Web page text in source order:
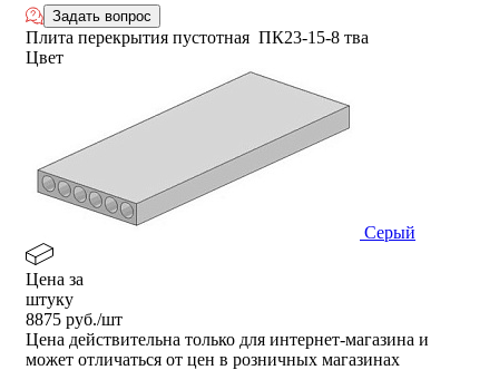
Задать вопрос
Плита перекрытия пустотная ПК23-15-8 тва
Цвет
Серый
Цена за
штуку
8875 руб./шт
Цена действительна только для интернет-магазина и
может отличаться от цен в розничных магазинах